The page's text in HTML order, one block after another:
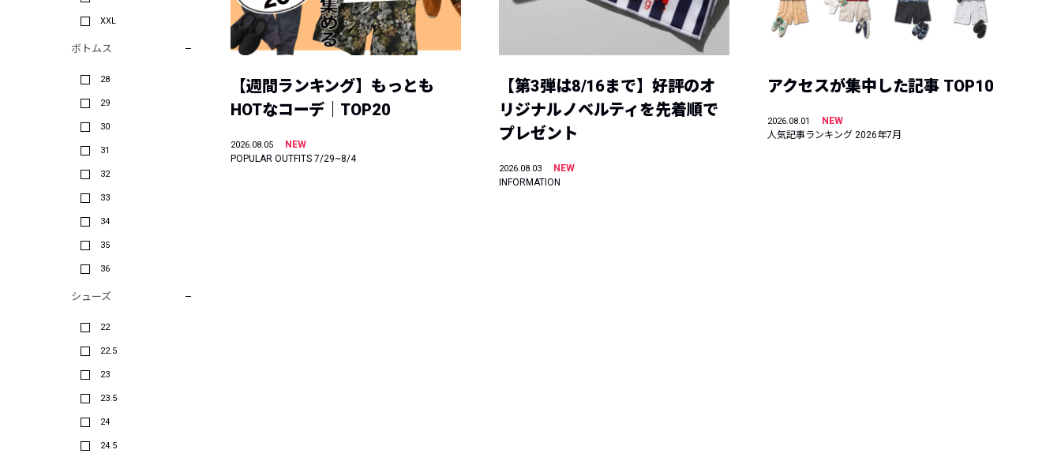
XXL
ボトムス
28
29
30
31
32
33
34
35
36
シューズ
22
22.5
23
23.5
24
24.5
【週間ランキング】もっとも
HOTなコーデ｜TOP20
2026.08.05
NEW
POPULAR OUTFITS 7/29~8/4
【第3弾は8/16まで】好評のオ
リジナルノベルティを先着順で
プレゼント
2026.08.03
NEW
INFORMATION
アクセスが集中した記事 TOP10
2026.08.01
NEW
人気記事ランキング 2026年7月